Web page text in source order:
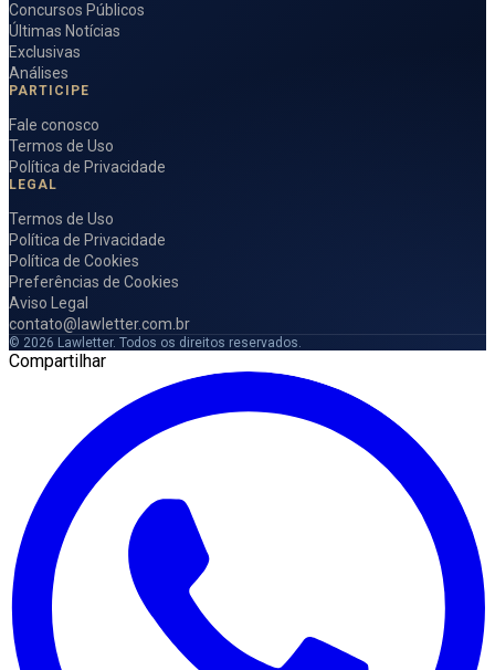
Concursos Públicos
Últimas Notícias
Exclusivas
Análises
PARTICIPE
Fale conosco
Termos de Uso
Política de Privacidade
LEGAL
Termos de Uso
Política de Privacidade
Política de Cookies
Preferências de Cookies
Aviso Legal
contato@lawletter.com.br
© 2026 Lawletter. Todos os direitos reservados.
Compartilhar